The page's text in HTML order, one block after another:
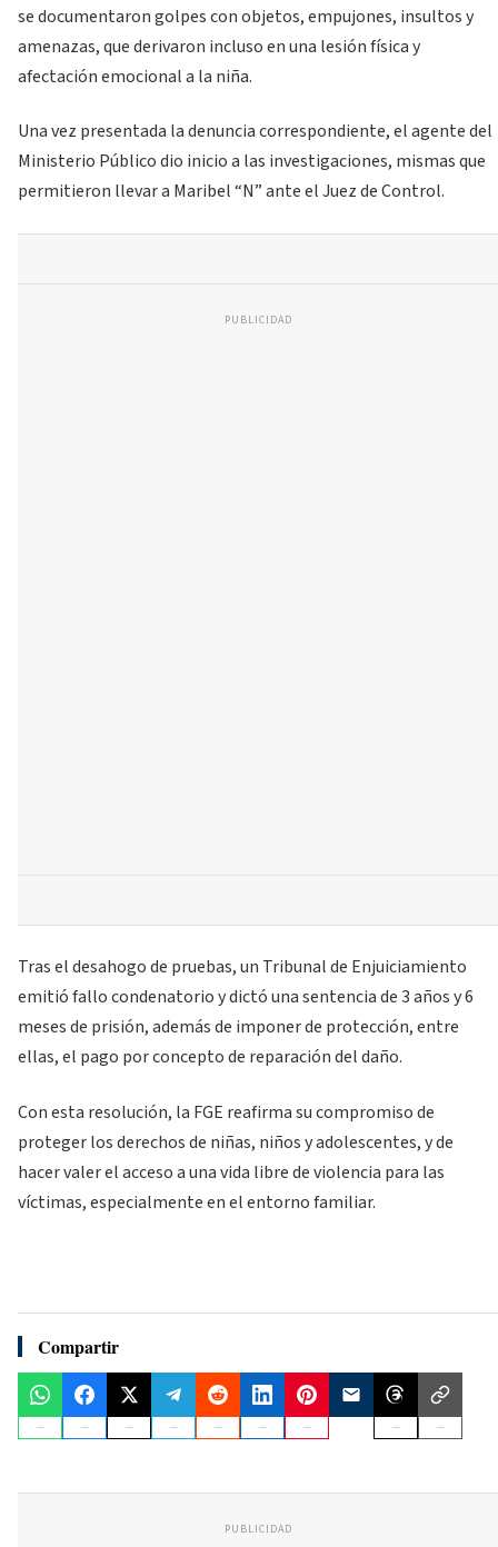
se documentaron golpes con objetos, empujones, insultos y
amenazas, que derivaron incluso en una lesión física y
afectación emocional a la niña.
Una vez presentada la denuncia correspondiente, el agente del
Ministerio Público dio inicio a las investigaciones, mismas que
permitieron llevar a Maribel “N” ante el Juez de Control.
PUBLICIDAD
Tras el desahogo de pruebas, un Tribunal de Enjuiciamiento
emitió fallo condenatorio y dictó una sentencia de 3 años y 6
meses de prisión, además de imponer de protección, entre
ellas, el pago por concepto de reparación del daño.
Con esta resolución, la FGE reafirma su compromiso de
proteger los derechos de niñas, niños y adolescentes, y de
hacer valer el acceso a una vida libre de violencia para las
víctimas, especialmente en el entorno familiar.
Compartir
PUBLICIDAD